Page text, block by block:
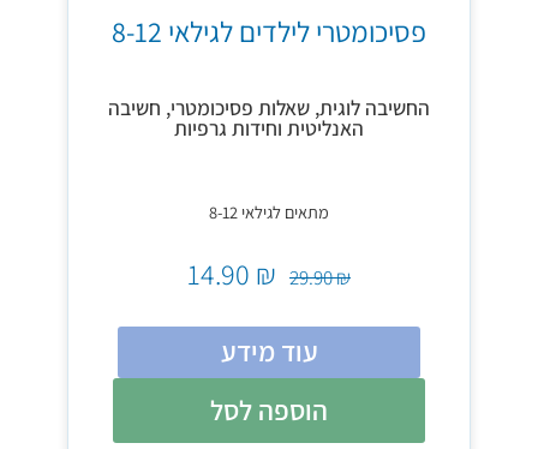
פסיכומטרי לילדים לגילאי 8-12
החשיבה לוגית, שאלות פסיכומטרי, חשיבה
האנליטית וחידות גרפיות
מתאים לגילאי 8-12
₪
29.90
₪
עוד מידע
הוספה לסל